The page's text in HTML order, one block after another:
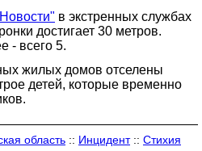
в экстренных службах
достигает 30 метров.
- всего 5.
жилых домов отселены
детей, которые временно
область :: Инцидент:: Стихия